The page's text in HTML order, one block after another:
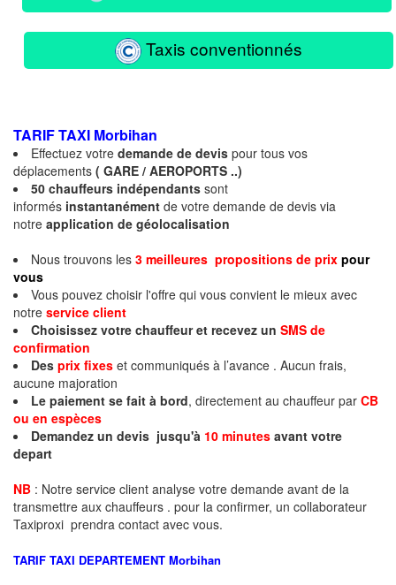
Taxis conventionnés
TARIF TAXI Morbihan
Effectuez votre demande de devis pour tous vos
déplacements ( GARE / AEROPORTS ..)
50 chauffeurs indépendants sont
informés instantanément de votre demande de devis via
notre application de géolocalisation
Nous trouvons les 3 meilleures propositions de prix pour
vous
Vous pouvez choisir l'offre qui vous convient le mieux avec
notre service client
Choisissez votre chauffeur et recevez un SMS de
confirmation
Des prix fixes et communiqués à l’avance . Aucun frais,
aucune majoration
Le paiement se fait à bord, directement au chauffeur par CB
ou en espèces
Demandez un devis jusqu'à 10 minutes avant votre
depart
NB : Notre service client analyse votre demande avant de la
transmettre aux chauffeurs . pour la confirmer, un collaborateur
Taxiproxi prendra contact avec vous.
TARIF TAXI DEPARTEMENT Morbihan